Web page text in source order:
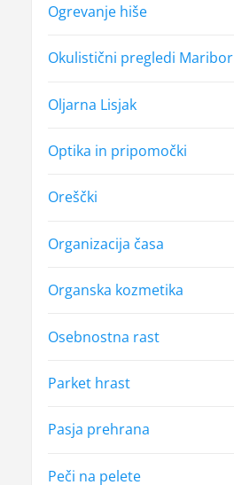
Ogrevanje hiše
Okulistični pregledi Maribor
Oljarna Lisjak
Optika in pripomočki
Oreščki
Organizacija časa
Organska kozmetika
Osebnostna rast
Parket hrast
Pasja prehrana
Peči na pelete